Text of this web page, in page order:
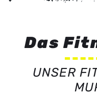
Das
UNSER